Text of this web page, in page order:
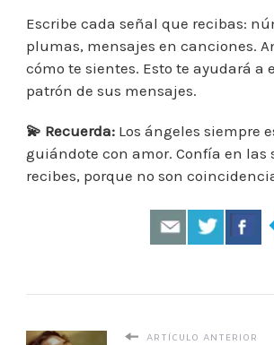
Escribe cada señal que recibas:
plumas, mensajes en canciones.
cómo te sientes. Esto te ayudará a
patrón de sus mensajes.
💫 Recuerda: Los ángeles siempre
guiándote con amor. Confía en las
recibes, porque no son
ARTÍCULO ANTERIOR